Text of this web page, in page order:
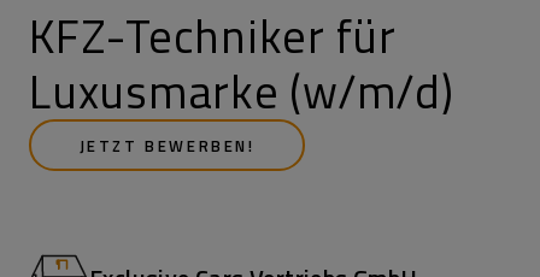
KFZ-Techniker für
Luxusmarke (w/m/d)
JETZT BEWERBEN!